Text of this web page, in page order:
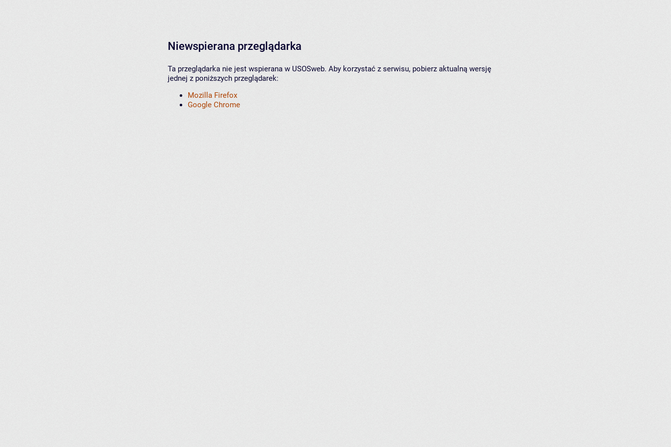
Niewspierana przeglądarka
Ta przeglądarka nie jest wspierana w USOSweb. Aby korzystać z serwisu, pobierz aktualną wersję
jednej z poniższych przeglądarek:
Mozilla Firefox
Google Chrome